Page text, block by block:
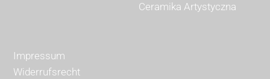
Ceramika Artystyczna
Impressum
Widerrufsrecht